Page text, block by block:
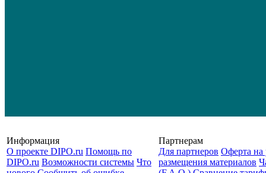
Информация
О проекте DIPO.ru Помощь по
DIPO.ru Возможности системы Что
Партнерам
Для партнеров Оферта на
размещения материалов